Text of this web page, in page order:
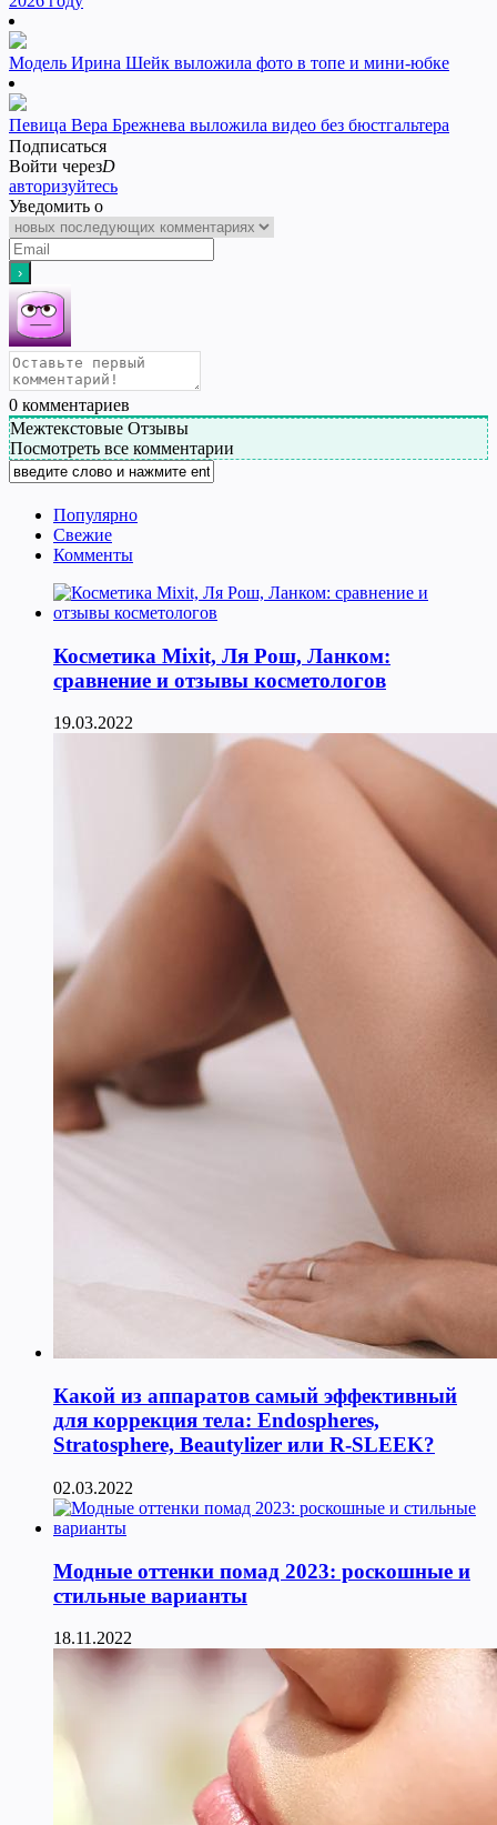
Модель Ирина Шейк выложила фото в топе и мини-юбке
Певица Вера Брежнева выложила видео без бюстгальтера
Подписаться
Войти черезD
авторизуйтесь
Уведомить о
0 комментариев
Межтекстовые Отзывы
Посмотреть все комментарии
Популярно
Свежие
Комменты
Косметика Мixit, Ля Рош, Ланком:
сравнение и отзывы косметологов
19.03.2022
Какой из аппаратов самый эффективный
для коррекция тела: Endospheres,
Stratosphere, Beautylizer или R-SLEEK?
02.03.2022
Модные оттенки помад 2023: роскошные и
стильные варианты
18.11.2022